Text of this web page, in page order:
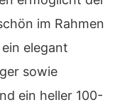
im Rahmen
elegant
sowie
ein heller 100-